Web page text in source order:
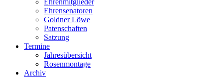
Ehrenmitglieder
Ehrensenatoren
Goldner Löwe
Patenschaften
Satzung
Termine
Jahresübersicht
Rosenmontage
Archiv